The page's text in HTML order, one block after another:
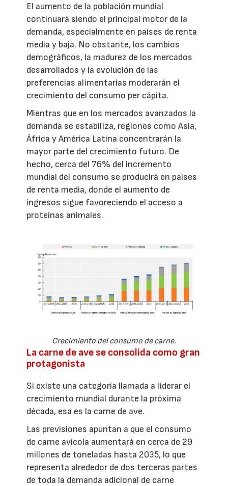
El aumento de la población mundial
continuará siendo el principal motor de la
demanda, especialmente en países de renta
media y baja. No obstante, los cambios
demográficos, la madurez de los mercados
desarrollados y la evolución de las
preferencias alimentarias moderarán el
crecimiento del consumo per cápita.
Mientras que en los mercados avanzados la
demanda se estabiliza, regiones como Asia,
África y América Latina concentrarán la
mayor parte del crecimiento futuro. De
hecho, cerca del 76% del incremento
mundial del consumo se producirá en países
de renta media, donde el aumento de
ingresos sigue favoreciendo el acceso a
proteínas animales.
Crecimiento del consumo de carne.
La carne de ave se consolida como gran
protagonista
Si existe una categoría llamada a liderar el
crecimiento mundial durante la próxima
década, esa es la carne de ave.
Las previsiones apuntan a que el consumo
de carne avícola aumentará en cerca de 29
millones de toneladas hasta 2035, lo que
representa alrededor de dos terceras partes
de toda la demanda adicional de carne